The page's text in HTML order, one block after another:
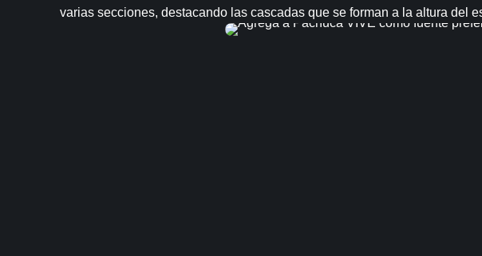
varias secciones, destacando las cascadas que se forman a la altura del